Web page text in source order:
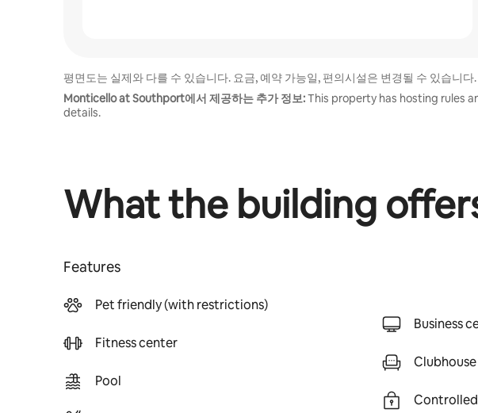
평면도는 실제와 다를 수 있습니다. 요금, 예약 가능일, 편의시설은 변경될 수 있습니
Monticello at Southport에서 제공하는 추가 정보:This property has hosting rules
details.
What the building
Features
Pet friendly (with restrictions)
Fitness center
Pool
Business
Clubhouse